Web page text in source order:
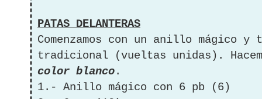
PATAS DELANTERAS
Comenzamos con un anillo mágico
tradicional (vueltas unidas).
color blanco.
1.- Anillo mágico con 6 pb (6)